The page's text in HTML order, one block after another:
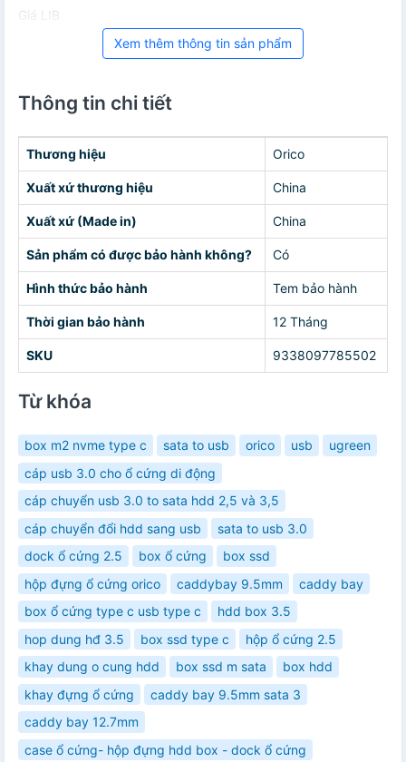
Giá LIB
Xem thêm thông tin sản phẩm
Thông tin chi tiết
Thương hiệu Orico
Xuất xứ thương hiệu China
Xuất xứ (Made in) China
Sản phẩm có được bảo hành không? Có
Hình thức bảo hành Tem bảo hành
Thời gian bảo hành 12 Tháng
SKU 9338097785502
Từ khóa
box m2 nvme type c sata to usb orico usb
ugreen
cáp usb 3.0 cho ổ cứng di động
cáp chuyển usb 3.0 to sata hdd 2,5 và 3,5
cáp chuyển đổi hdd sang usb
sata to usb 3.0
dock ổ cứng 2.5
box ổ cứng
box ssd
hộp đựng ổ cứng orico
caddybay 9.5mm
caddy bay
box ổ cứng type c usb type c
hdd box 3.5
hop dung hđ 3.5
box ssd type c
hộp ổ cứng 2.5
khay dung o cung hdd
box ssd m sata
box hdd
khay đựng ổ cứng
caddy bay 9.5mm sata 3
caddy bay 12.7mm
case ổ cứng- hộp đựng hdd box - dock ổ cứng